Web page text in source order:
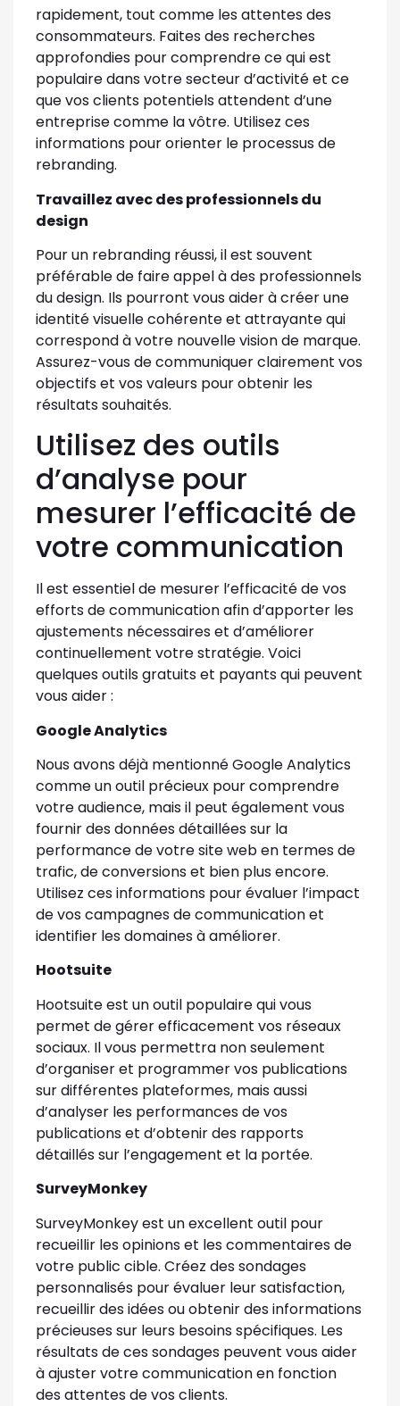
rapidement, tout comme les attentes des
consommateurs. Faites des recherches
approfondies pour comprendre ce qui est
populaire dans votre secteur d’activité et ce
que vos clients potentiels attendent d’une
entreprise comme la vôtre. Utilisez ces
informations pour orienter le processus de
rebranding.
Travaillez avec des professionnels du
design
Pour un rebranding réussi, il est souvent
préférable de faire appel à des professionnels
du design. Ils pourront vous aider à créer une
identité visuelle cohérente et attrayante qui
correspond à votre nouvelle vision de marque.
Assurez-vous de communiquer clairement vos
objectifs et vos valeurs pour obtenir les
résultats souhaités.
Utilisez des outils
d’analyse pour
mesurer l’efficacité de
votre communication
Il est essentiel de mesurer l’efficacité de vos
efforts de communication afin d’apporter les
ajustements nécessaires et d’améliorer
continuellement votre stratégie. Voici
quelques outils gratuits et payants qui peuvent
vous aider :
Google Analytics
Nous avons déjà mentionné Google Analytics
comme un outil précieux pour comprendre
votre audience, mais il peut également vous
fournir des données détaillées sur la
performance de votre site web en termes de
trafic, de conversions et bien plus encore.
Utilisez ces informations pour évaluer l’impact
de vos campagnes de communication et
identifier les domaines à améliorer.
Hootsuite
Hootsuite est un outil populaire qui vous
permet de gérer efficacement vos réseaux
sociaux. Il vous permettra non seulement
d’organiser et programmer vos publications
sur différentes plateformes, mais aussi
d’analyser les performances de vos
publications et d’obtenir des rapports
détaillés sur l’engagement et la portée.
SurveyMonkey
SurveyMonkey est un excellent outil pour
recueillir les opinions et les commentaires de
votre public cible. Créez des sondages
personnalisés pour évaluer leur satisfaction,
recueillir des idées ou obtenir des informations
précieuses sur leurs besoins spécifiques. Les
résultats de ces sondages peuvent vous aider
à ajuster votre communication en fonction
des attentes de vos clients.